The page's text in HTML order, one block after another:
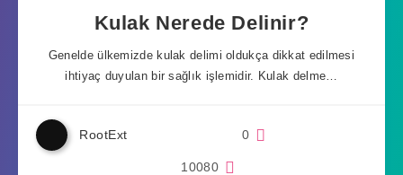
Kulak Nerede Delinir?
Genelde ülkemizde kulak delimi oldukça dikkat edilmesi
ihtiyaç duyulan bir sağlık işlemidir. Kulak delme…
RootExt 0
10080